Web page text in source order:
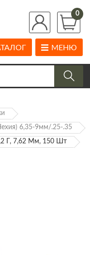
0
МЕНЮ
6,35-9мм/.25-.35
Г, 7,62 Мм, 150 Шт